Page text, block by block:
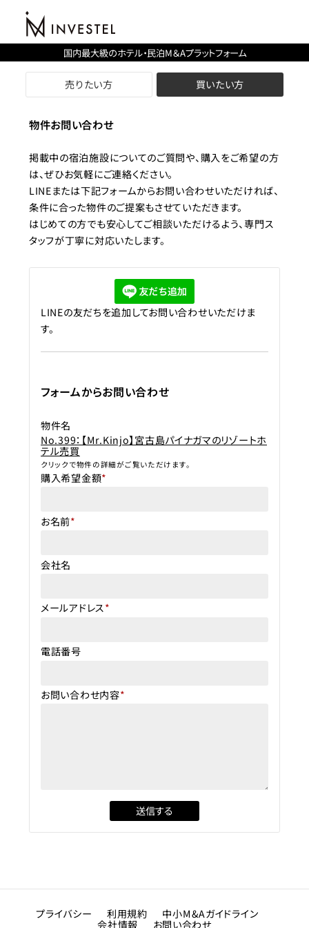
国内最大級のホテル・民泊M＆Aプラットフォーム
売りたい方 買いたい方
物件お問い合わせ
掲載中の宿泊施設についてのご質問や、購入をご希望の方
は、ぜひお気軽にご連絡ください。
LINEまたは下記フォームからお問い合わせいただければ、
条件に合った物件のご提案もさせていただきます。
はじめての方でも安心してご相談いただけるよう、専門ス
タッフが丁寧に対応いたします。
LINEの友だちを追加してお問い合わせいただけま
す。
フォームからお問い合わせ
物件名
No.399：【Mr.Kinjo】宮古島パイナガマのリゾートホ
テル売買
クリックで物件の詳細がご覧いただけます。
購入希望金額*
お名前*
会社名
メールアドレス*
電話番号
お問い合わせ内容*
プライバシー 利用規約
中小M&Aガイドライン
会社情報
お問い合わせ